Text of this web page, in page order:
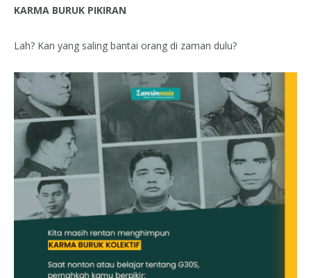
KARMA BURUK PIKIRAN
Lah? Kan yang saling bantai orang di zaman dulu?